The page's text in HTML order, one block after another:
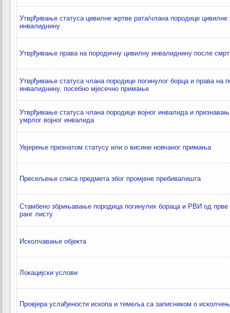
Утврђивање статуса цивилне жртве рата/члана породице
инвалиднину
Утврђивање права на породичну цивилну инвалиднину после
Утврђивање статуса члана породице погинулог борца и права на
инвалиднину, посебно мјесечно примање
Утврђивање статуса члана породице војног инвалида и
умрлог војног инвалида
Увјерење признатом статусу или о висини новчаног примања
Пресељење списа предмета због промјене пребивалишта
Стамбено збрињавање породица погинулих бораца и РВИ од прве
ранг листу
Исколчaвање објекта
Локацијски услови
Провјера услађености ископа и темеља са записником о